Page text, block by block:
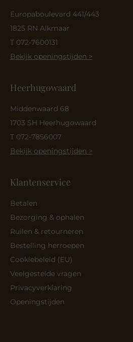
Europaboulevard 441/443
1825 RN Alkmaar
T 072-7600131
Bekijk openingstijden >
Heerhugowaard
Middenwaard 68
1703 SH Heerhugowaard
T 072-7856007
Bekijk openingstijden >
Klantenservice
Betalen
Bezorging & ophalen
Ruilen & retourneren
Bestelling herroepen
Cookiebeleid (EU)
Veelgestelde vragen
Privacyverklaring
Openingstijden